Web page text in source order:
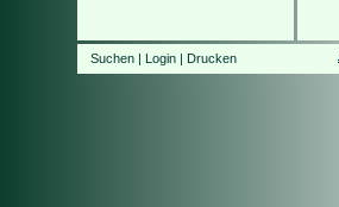
Suchen | Login | Drucken